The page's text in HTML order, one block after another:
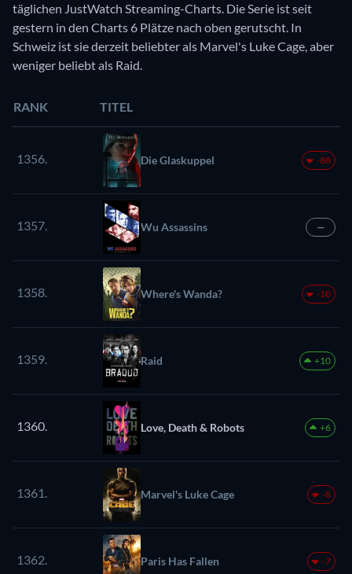
täglichen JustWatch Streaming-Charts. Die Serie ist seit
gestern in den Charts 6 Plätze nach oben gerutscht. In
Schweiz ist sie derzeit beliebter als Marvel's Luke Cage, aber
weniger beliebt als Raid.
RANK TITEL
1356. Die Glaskuppel -88
1357. Wu Assassins —
1358. Where's Wanda? -10
1359. Raid +10
1360. Love, Death & Robots +6
1361. Marvel's Luke Cage -8
1362. Paris Has Fallen -7